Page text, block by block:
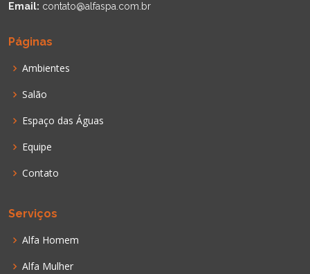
Email: contato@alfaspa.com.br
Páginas
Ambientes
Salão
Espaço das Águas
Equipe
Contato
Serviços
Alfa Homem
Alfa Mulher